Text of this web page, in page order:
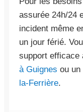
assurée 24h/24
incident même
un jour férié.
support efficace
à Guignes ou un
la-Ferrière.